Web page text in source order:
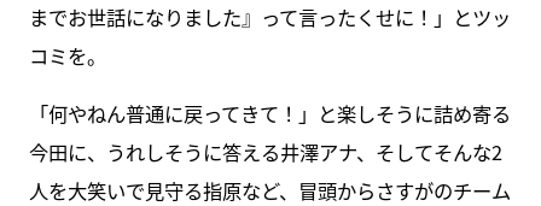
までお世話になりました』って言ったくせに！」とツッ
コミを。
「何やねん普通に戻ってきて！」と楽しそうに詰め寄る
今田に、うれしそうに答える井澤アナ、そしてそんな2
人を大笑いで見守る指原など、冒頭からさすがのチーム